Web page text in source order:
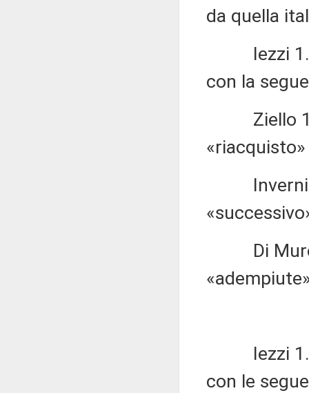
da quella
Iezzi
con la
Ziello
Invernizzi
Di Muro
Iezzi
con le